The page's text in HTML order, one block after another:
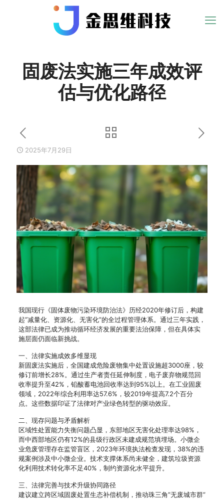
固废法实施三年成效评
估与优化路径
2025年7月29日
我国现行《固体废物污染环境防治法》历经2020年修订后，构建
起”减量化、资源化、无害化”的全过程管理体系。通过三年实践，
这部法律已成为推动循环经济发展的重要法治保障，但在具体实
施层面仍面临新挑战。
一、法律实施成效多维显现
新固废法实施后，全国建成危险废物集中处置设施超3000座，较
修订前增长28%。通过生产者责任延伸制度，电子废弃物规范回
收率提升至42%，铅酸蓄电池回收率达到95%以上。在工业固废
领域，2022年综合利用率达57.6%，较2019年提高7.2个百分
点。这些数据印证了法律对产业绿色转型的驱动效应。
二、现存问题与矛盾解析
区域性处置能力失衡问题凸显，东部地区无害化处理率达98%，
而中西部地区仍有12%的县级行政区未建成规范填埋场。小微企
业危废管理存在监管盲区，2023年环境执法检查发现，38%的违
规案例涉及中小微企业。技术支撑体系尚未健全，建筑垃圾资源
化利用技术转化率不足40%，制约资源化水平提升。
三、法律完善与技术升级协同路径
建议建立跨区域固废处置生态补偿机制，推动珠三角”无废城市群”